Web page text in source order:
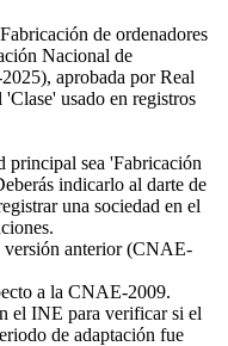
de ordenadores
Nacional de
aprobada por Real
usado en registros
principal sea 'Fabricación
indicarlo al darte de
una sociedad en el
versión anterior (CNAE-
a la CNAE-2009.
el INE para verificar si el
de adaptación fue